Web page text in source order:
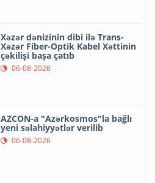
Xəzər dənizinin dibi ilə Trans-
Xəzər Fiber-Optik Kabel Xəttinin
çəkilişi başa çatıb
06-08-2026
AZCON-a "Azərkosmos"la bağlı
yeni səlahiyyətlər verilib
06-08-2026